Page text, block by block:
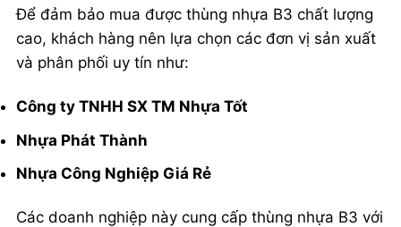
Để đảm bảo mua được thùng nhựa B3 chất lượng
cao, khách hàng nên lựa chọn các đơn vị sản xuất
và phân phối uy tín như:
Công ty TNHH SX TM Nhựa Tốt
Nhựa Phát Thành
Nhựa Công Nghiệp Giá Rẻ
Các doanh nghiệp này cung cấp thùng nhựa B3 với